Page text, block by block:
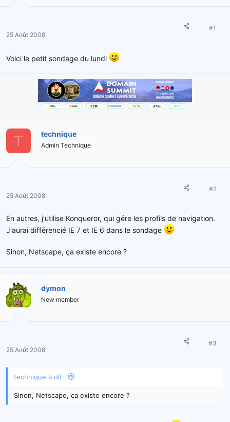
25 Août 2008
#1
Voici le petit sondage du lundi
T technique
Admin Technique
25 Août 2008
#2
En autres, j'utilise Konqueror, qui gére les profils de navigation.
J'aurai différencié IE 7 et IE 6 dans le sondage
Sinon, Netscape, ça existe encore ?
dymon
New member
25 Août 2008
#3
technique à dit:
Sinon, Netscape, ça existe encore ?